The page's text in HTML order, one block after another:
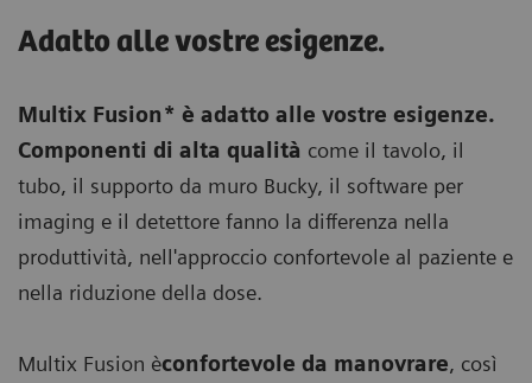
Adatto alle vostre esigenze.
Multix Fusion* è adatto alle vostre esigenze.
Componenti di alta qualità come il tavolo, il
tubo, il supporto da muro Bucky, il software per
imaging e il detettore fanno la differenza nella
produttività, nell'approccio confortevole al paziente e
nella riduzione della dose.
Multix Fusion èconfortevole da manovrare, così